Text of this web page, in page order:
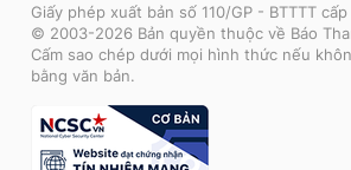
Giấy phép xuất bản số 110/GP - BTTTT
© 2003-2026 Bản quyền thuộc về Báo
Cấm sao chép dưới mọi hình thức nếu
bằng văn bản.